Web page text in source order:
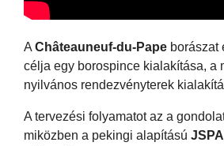
A Châteauneuf-du-Pape borászat
célja egy borospince kialakítása, a
nyilvános rendezvényterek
A tervezési folyamatot az a
miközben a pekingi alapítású